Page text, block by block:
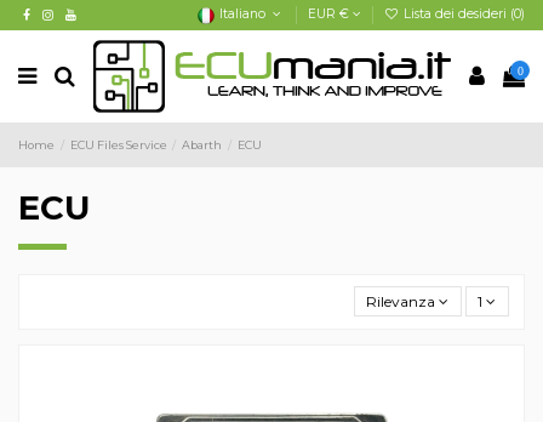
Italiano EUR € Lista dei desideri (0)
0
Home ECU Files Service Abarth ECU
ECU
Rilevanza 1